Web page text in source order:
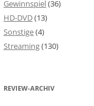
Gewinnspiel(36)
HD-DVD(13)
Sonstige(4)
Streaming(130)
REVIEW-ARCHIV